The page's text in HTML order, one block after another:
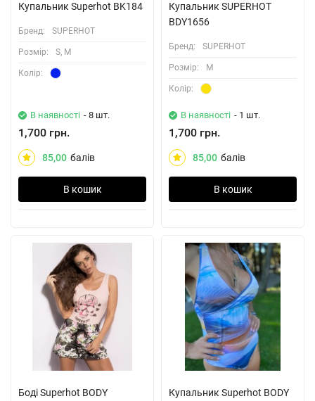
Купальник Superhot BK184
Бренд: SUPERHOT
Розмiр: S, M
Колiр:
В наявності - 8 шт.
1,700 грн.
85,00 балів
В кошик
Купальник SUPERHOT
BDY1656
Бренд: SUPERHOT
Розмiр: M
Колiр:
В наявності - 1 шт.
1,700 грн.
85,00 балів
В кошик
Боді Superhot BODY
Купальник Superhot BODY